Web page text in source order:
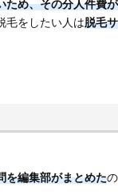
ため、その分人件費が
毛をしたい人は脱毛サ
を編集部がまとめたの